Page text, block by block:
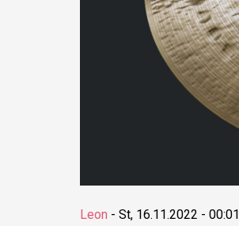
Leon - St, 16.11.2022 - 00:01